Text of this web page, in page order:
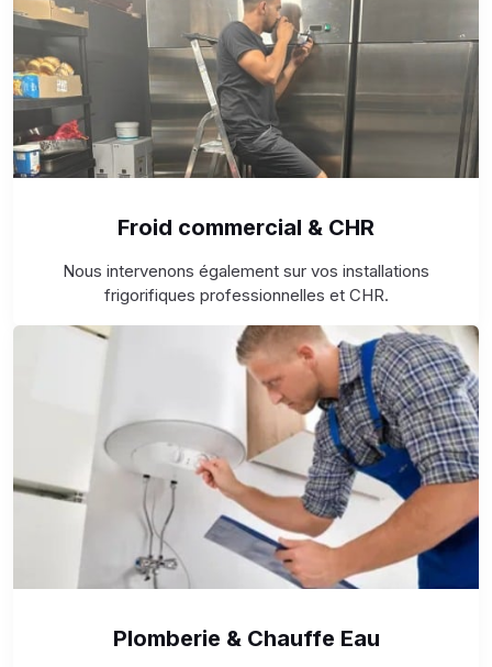
Froid commercial & CHR
Nous intervenons également sur vos installations
frigorifiques professionnelles et CHR.
Plomberie & Chauffe Eau